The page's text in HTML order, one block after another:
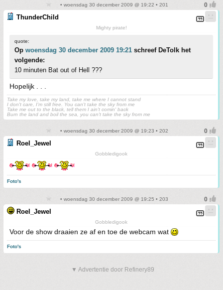
• woensdag 30 december 2009 @ 19:22 • 201
ThunderChild
Mighty pirate!
quote:
Op woensdag 30 december 2009 19:21 schreef DeTolk het
volgende:
10 minuten Bat out of Hell ???
Hopelijk . . .
Take my love, take my land, take me where I cannot stand
I don't care, I'm still free. You can't take the sky from me
Take me out to the black, tell them I ain't comin' back
Burn the land and boil the sea, you can't take the sky from me
• woensdag 30 december 2009 @ 19:23 • 202
Roel_Jewel
Gobbledigook
Foto's
• woensdag 30 december 2009 @ 19:25 • 203
Roel_Jewel
Gobbledigook
Voor de show draaien ze af en toe de webcam wat
Foto's
▼ Advertentie door Refinery89